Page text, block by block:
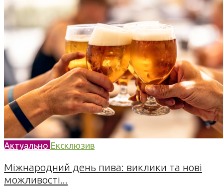
Актуально Ексклюзив
Міжнародний день пива: виклики та нові
можливості...